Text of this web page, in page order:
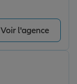
Voir l'agence